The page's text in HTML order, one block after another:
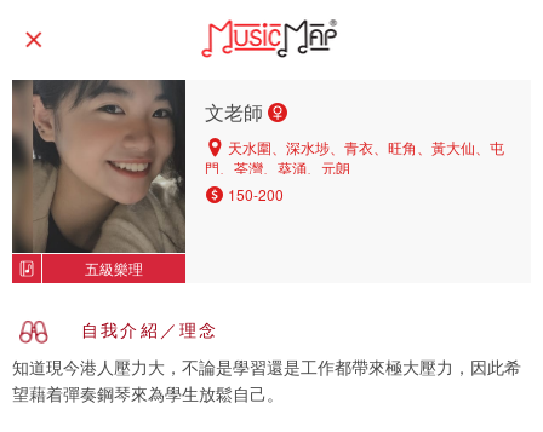
五級樂理
文老師
天水圍、深水埗、青衣、旺角、黃大仙、屯
門、荃灣、葵涌、元朗
150-200
自我介紹／理念
知道現今港人壓力大，不論是學習還是工作都帶來極大壓力，因此希
望藉着彈奏鋼琴來為學生放鬆自己。